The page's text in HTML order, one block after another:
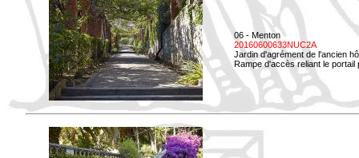
06 - Menton
20160600633NUC2A
Jardin d'agrément de l'ancien
Rampe d'accès reliant le portail